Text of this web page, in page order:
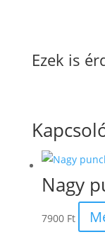
Ezek is
Nagy
7900 Ft